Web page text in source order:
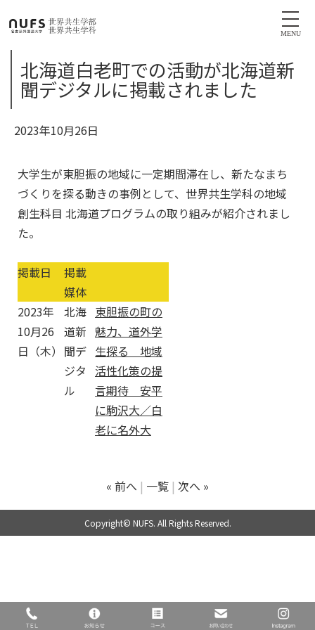
MENU
北海道白老町での活動が北海道新
聞デジタルに掲載されました
2023年10月26日
大学生が東胆振の地域に一定期間滞在し、新たなまち
づくりを探る動きの事例として、世界共生学科の地域
創生科目 北海道プログラムの取り組みが紹介されまし
た。
掲載日
掲載
媒体
2023年
10月26
日（木）
北海
道新
聞デ
ジタ
ル
東胆振の町の
魅力、道外学
生探る 地域
活性化策の提
言期待 安平
に駒沢大／白
老に名外大
« 前へ 一覧 次へ »
Copyright© NUFS. All Rights Reserved.